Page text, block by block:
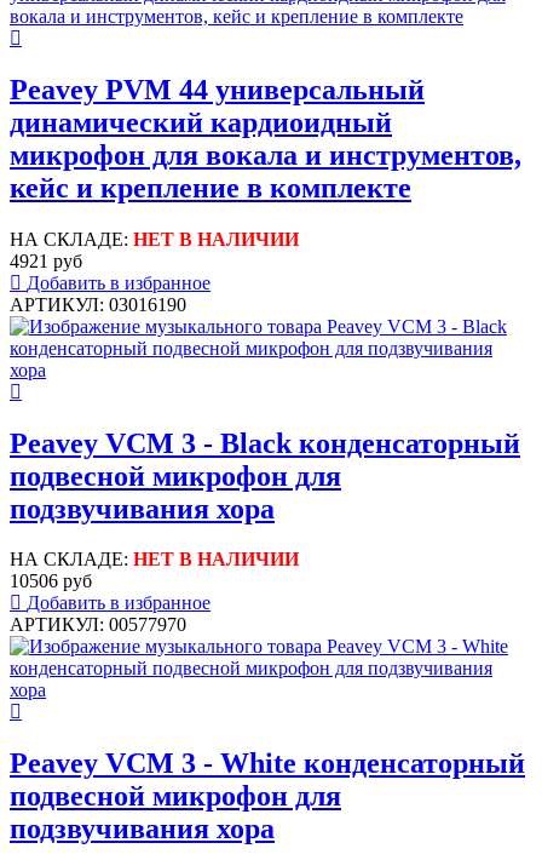
Peavey PVM 44 универсальный
динамический кардиоидный
микрофон для вокала и инструментов,
кейс и крепление в комплекте
НА СКЛАДЕ: НЕТ В НАЛИЧИИ
4921 руб
Добавить в избранное
АРТИКУЛ: 03016190
Peavey VCM 3 - Black конденсаторный
подвесной микрофон для
подзвучивания хора
НА СКЛАДЕ: НЕТ В НАЛИЧИИ
10506 руб
Добавить в избранное
АРТИКУЛ: 00577970
Peavey VCM 3 - White конденсаторный
подвесной микрофон для
подзвучивания хора